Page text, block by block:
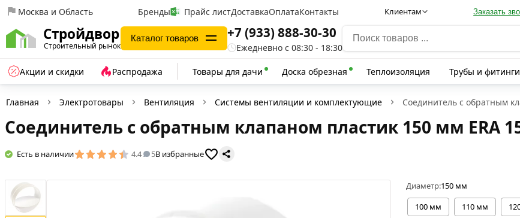
Москва и Область Бренды Прайс листДоставкаОплатаКонтакты Клиентам Заказать
Стройдвор
Строительный рынок
Каталог товаров +7 (933) 888-30-30
Ежедневно с 08:30 - 18:30
Акции и скидки Распродажа Товары для дачи Доска обрезная Теплоизоляция Трубы и фитинги
Главная Электротовары Вентиляция Системы вентиляции и комплектующие Соединитель с обратным
Соединитель с обратным клапаном пластик 150 мм ERA
Есть в наличии 4.4 5В избранные
Диаметр:150 мм
100 мм
110 мм